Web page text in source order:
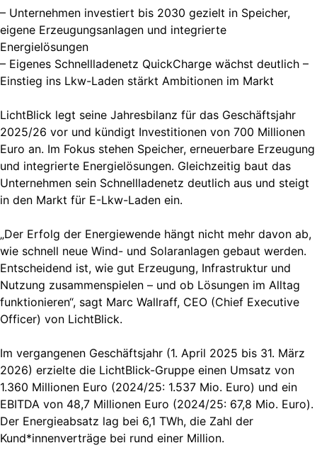
– Unternehmen investiert bis 2030 gezielt in Speicher,
eigene Erzeugungsanlagen und integrierte
Energielösungen
– Eigenes Schnellladenetz QuickCharge wächst deutlich –
Einstieg ins Lkw-Laden stärkt Ambitionen im Markt
LichtBlick legt seine Jahresbilanz für das Geschäftsjahr
2025/26 vor und kündigt Investitionen von 700 Millionen
Euro an. Im Fokus stehen Speicher, erneuerbare Erzeugung
und integrierte Energielösungen. Gleichzeitig baut das
Unternehmen sein Schnellladenetz deutlich aus und steigt
in den Markt für E-Lkw-Laden ein.
„Der Erfolg der Energiewende hängt nicht mehr davon ab,
wie schnell neue Wind- und Solaranlagen gebaut werden.
Entscheidend ist, wie gut Erzeugung, Infrastruktur und
Nutzung zusammenspielen – und ob Lösungen im Alltag
funktionieren“, sagt Marc Wallraff, CEO (Chief Executive
Officer) von LichtBlick.
Im vergangenen Geschäftsjahr (1. April 2025 bis 31. März
2026) erzielte die LichtBlick-Gruppe einen Umsatz von
1.360 Millionen Euro (2024/25: 1.537 Mio. Euro) und ein
EBITDA von 48,7 Millionen Euro (2024/25: 67,8 Mio. Euro).
Der Energieabsatz lag bei 6,1 TWh, die Zahl der
Kund*innenverträge bei rund einer Million.